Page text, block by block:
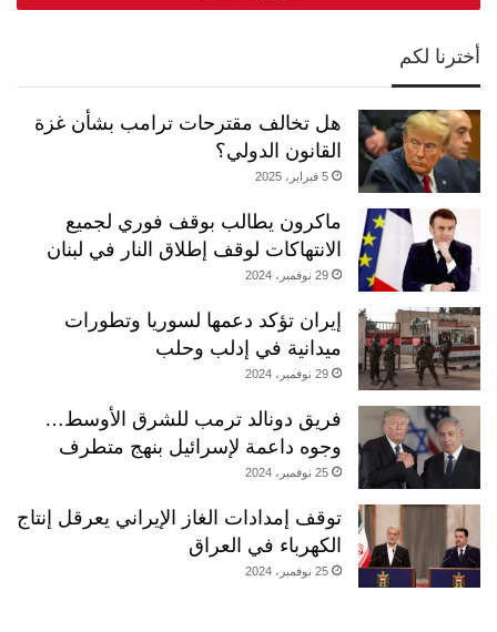
أخترنا لكم
هل تخالف مقترحات ترامب بشأن غزة
القانون الدولي؟
5 فبراير، 2025
ماكرون يطالب بوقف فوري لجميع
الانتهاكات لوقف إطلاق النار في لبنان
29 نوفمبر، 2024
إيران تؤكد دعمها لسوريا وتطورات
ميدانية في إدلب وحلب
29 نوفمبر، 2024
فريق دونالد ترمب للشرق الأوسط…
وجوه داعمة لإسرائيل بنهج متطرف
25 نوفمبر، 2024
توقف إمدادات الغاز الإيراني يعرقل إنتاج
الكهرباء في العراق
25 نوفمبر، 2024